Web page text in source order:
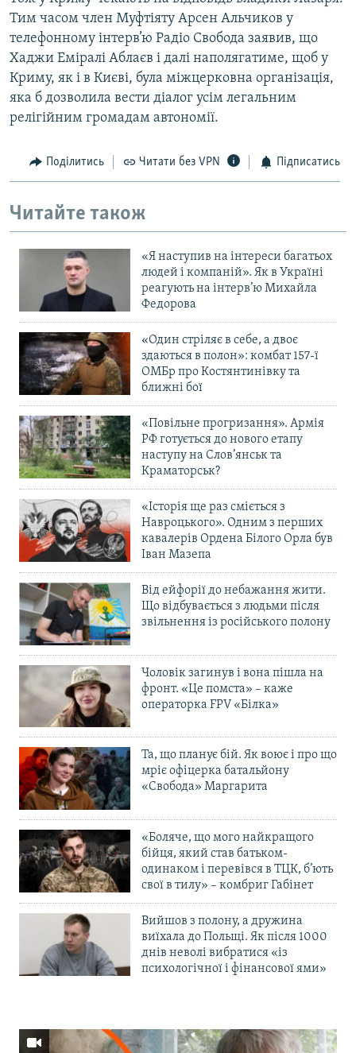
Тим часом член Муфтіяту Арсен Альчиков у
телефонному інтерв’ю Радіо Свобода заявив, що
Хаджи Еміралі Аблаєв і далі наполягатиме, щоб у
Криму, як і в Києві, була міжцерковна організація,
яка б дозволила вести діалог усім легальним
релігійним громадам автономії.
Поділитись Читати без VPN Підписатись
Читайте також
«Я наступив на інтереси багатьох
людей і компаній». Як в Україні
реагують на інтерв’ю Михайла
Федорова
«Один стріляє в себе, а двоє
здаються в полон»: комбат 157-ї
ОМБр про Костянтинівку та
ближні бої
«Повільне прогризання». Армія
РФ готується до нового етапу
наступу на Слов’янськ та
Краматорськ?
«Історія ще раз сміється з
Навроцького». Одним з перших
кавалерів Ордена Білого Орла був
Іван Мазепа
Від ейфорії до небажання жити.
Що відбувається з людьми після
звільнення із російського полону
Чоловік загинув і вона пішла на
фронт. «Це помста» – каже
операторка FPV «Білка»
Та, що планує бій. Як воює і про що
мріє офіцерка батальйону
«Свобода» Маргарита
«Боляче, що мого найкращого
бійця, який став батьком-
одинаком і перевівся в ТЦК, б’ють
свої в тилу» – комбриг Габінет
Вийшов з полону, а дружина
виїхала до Польщі. Як після 1000
днів неволі вибратися «із
психологічної і фінансової ями»